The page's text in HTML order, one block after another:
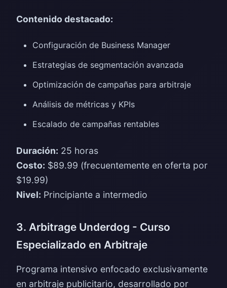
Contenido destacado:
Configuración de Business Manager
Estrategias de segmentación avanzada
Optimización de campañas para arbitraje
Análisis de métricas y KPIs
Escalado de campañas rentables
Duración: 25 horas
Costo: $89.99 (frecuentemente en oferta por
$19.99)
Nivel: Principiante a intermedio
3. Arbitrage Underdog - Curso
Especializado en Arbitraje
Programa intensivo enfocado exclusivamente
en arbitraje publicitario, desarrollado por